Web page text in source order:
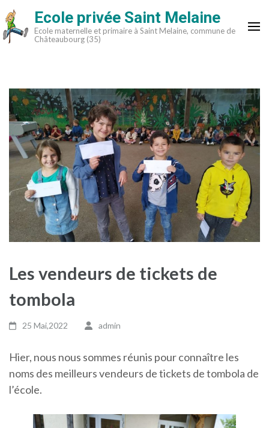
Aller
au
contenu
Ecole privée Saint Melaine
Ecole maternelle et primaire à Saint Melaine, commune de
Châteaubourg (35)
Les vendeurs de tickets de
tombola
25 Mai,2022 admin
Hier, nous nous sommes réunis pour connaître les
noms des meilleurs vendeurs de tickets de tombola de
l’école.